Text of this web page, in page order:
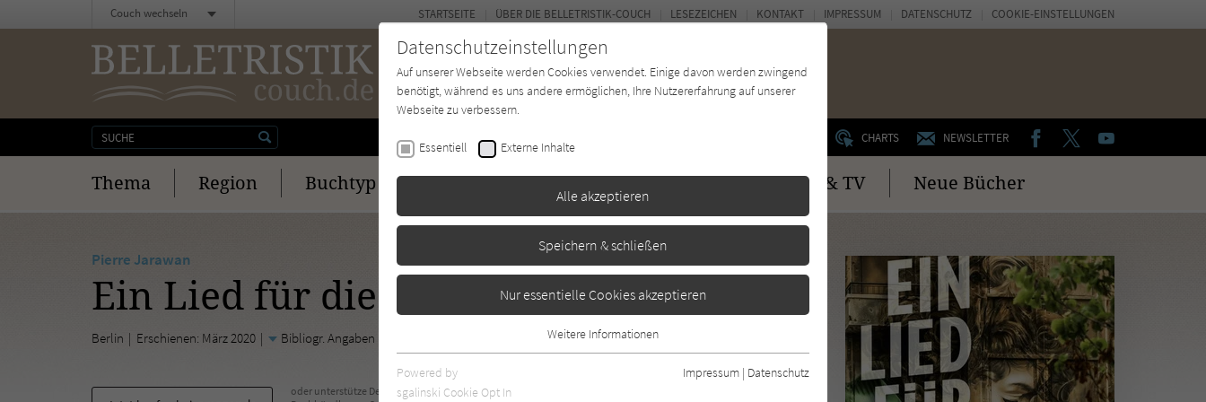
CHARTS NEWSLETTER FACEBOOKTWITTERYOUTUBE
Thema Region Buchtyp Autor*in Verlage Magazin Kino & TV Neue Bücher
STARTSEITE ÜBER DIE BELLETRISTIK-COUCH LESEZEICHEN KONTAKT IMPRESSUM DATENSCHUTZ COOKIE-EINSTELLUNGEN
Couch wechseln
Pierre Jarawan
Ein Lied für die Vermissten
Berlin Erschienen: März 2020 Bibliogr. Angaben
oder unterstütze Deinen
Datenschutzeinstellungen
Auf unserer Webseite werden Cookies verwendet. Einige davon werden zwingend
benötigt, während es uns andere ermöglichen, Ihre Nutzererfahrung auf unserer
Webseite zu verbessern.
Essentiell Externe Inhalte
Alle akzeptieren
Speichern & schließen
Nur essentielle Cookies akzeptieren
Essentielle Cookies werden für grundlegende Funktionen der Webseite
benötigt. Dadurch ist gewährleistet, dass die Webseite einwandfrei
Weitere Informationen
Powered by
sgalinski Cookie Opt In
Impressum | Datenschutz